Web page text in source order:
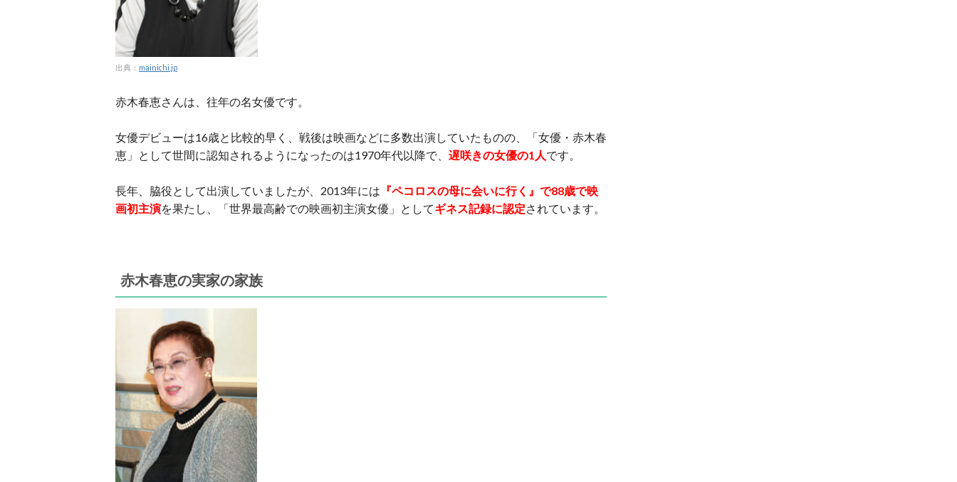
出典： mainichi.jp
赤木春恵さんは、往年の名女優です。
女優デビューは16歳と比較的早く、戦後は映画などに多数出演していたものの、「女優・赤木春
恵」として世間に認知されるようになったのは1970年代以降で、 遅咲きの女優の1人です。
長年、脇役として出演していましたが、2013年には 『ペコロスの母に会いに行く』で88歳で映
画初主演を果たし、「世界最高齢での映画初主演女優」としてギネス記録に認定されています。
赤木春恵の実家の家族